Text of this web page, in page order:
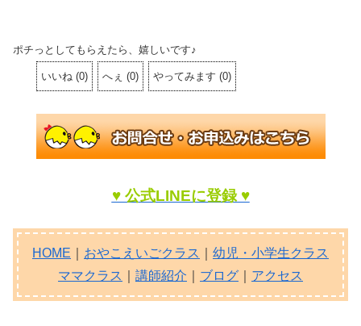
ポチっとしてもらえたら、嬉しいです♪
いいね (0) へぇ (0) やってみます (0)
♥ 公式LINEに登録 ♥
HOME おやこえいごクラス
幼児・小学生クラス
ママクラス
講師紹介 ブログ アクセス